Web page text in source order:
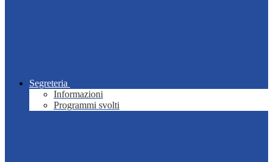
Segreteria
Informazioni
Programmi svolti